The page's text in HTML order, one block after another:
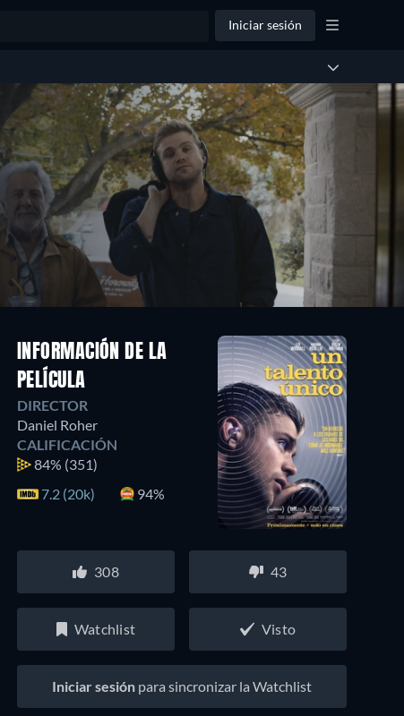
Iniciar sesión
INFORMACIÓN DE LA
PELÍCULA
DIRECTOR
Daniel Roher
CALIFICACIÓN
84% (351)
7.2 (20k)
94%
308 43
Watchlist Visto
Iniciar sesión para sincronizar la Watchlist